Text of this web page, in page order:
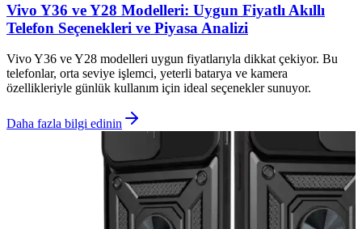
Vivo Y36 ve Y28 Modelleri: Uygun Fiyatlı Akıllı
Telefon Seçenekleri ve Piyasa Analizi
Vivo Y36 ve Y28 modelleri uygun fiyatlarıyla dikkat çekiyor. Bu
telefonlar, orta seviye işlemci, yeterli batarya ve kamera
özellikleriyle günlük kullanım için ideal seçenekler sunuyor.
Daha fazla bilgi edinin